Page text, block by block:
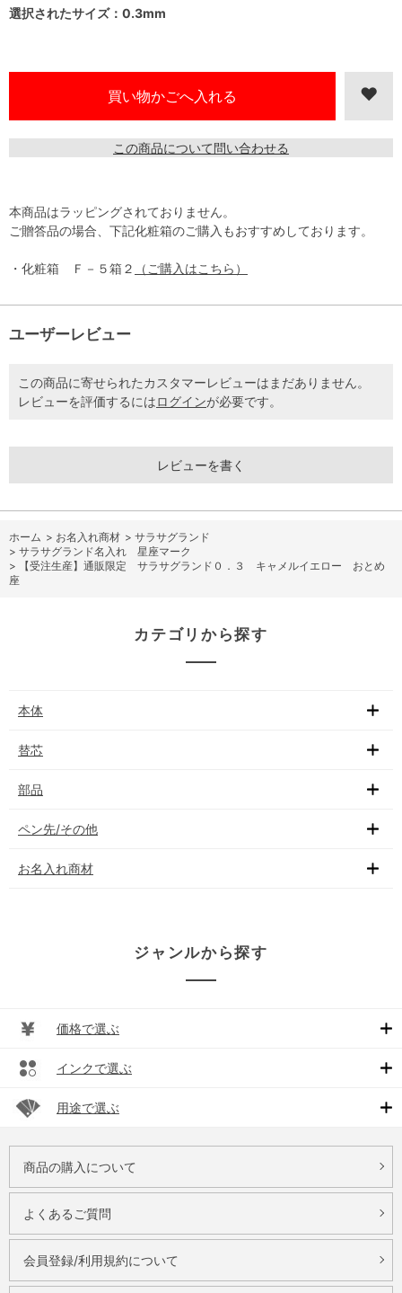
選択されたサイズ：0.3mm
この商品について問い合わせる
本商品はラッピングされておりません。
ご贈答品の場合、下記化粧箱のご購入もおすすめしております。
・化粧箱 Ｆ－５箱２ （ご購入はこちら）
ユーザーレビュー
この商品に寄せられたカスタマーレビューはまだありません。
レビューを評価するにはログインが必要です。
レビューを書く
ホーム > お名入れ商材 > サラサグランド
> サラサグランド名入れ 星座マーク
>
【受注生産】通販限定 サラサグランド０．３ キャメルイエロー おとめ
座
カテゴリから探す
本体
替芯
部品
ペン先/その他
お名入れ商材
ジャンルから探す
価格で選ぶ
インクで選ぶ
用途で選ぶ
商品の購入について
よくあるご質問
会員登録/利用規約について